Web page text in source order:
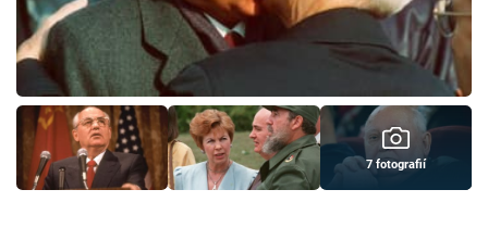
Časopis
Sledujte prima+
Přihlášení 7 fotografií